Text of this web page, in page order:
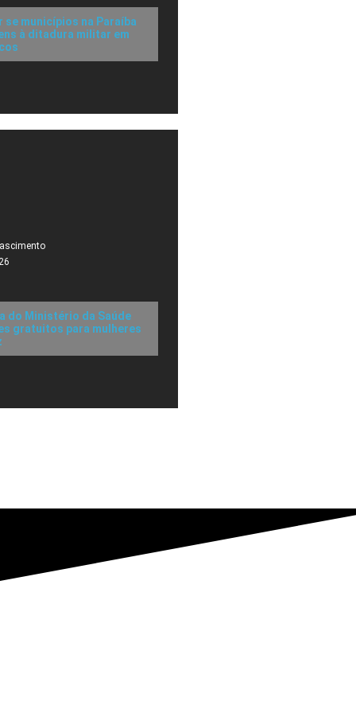
se municípios na Paraíba
à ditadura militar em
do Ministério da Saúde
gratuitos para mulheres